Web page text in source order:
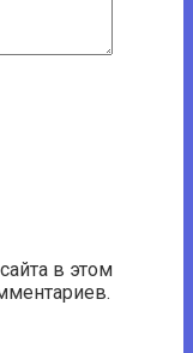
в этом